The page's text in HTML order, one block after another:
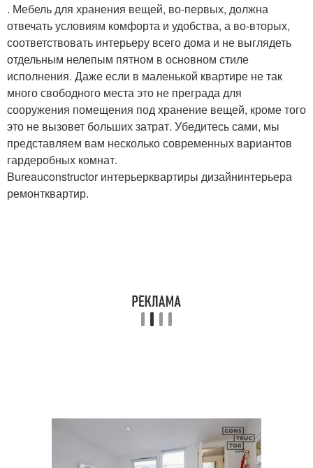
. Мебель для хранения вещей, во-первых, должна
отвечать условиям комфорта и удобства, а во-вторых,
соответствовать интерьеру всего дома и не выглядеть
отдельным нелепым пятном в основном стиле
исполнения. Даже если в маленькой квартире не так
много свободного места это не преграда для
сооружения помещения под хранение вещей, кроме того
это не вызовет больших затрат. Убедитесь сами, мы
представляем вам несколько современных вариантов
гардеробных комнат.
Bureauconstructor интерьерквартиры дизайнинтерьера
ремонтквартир.